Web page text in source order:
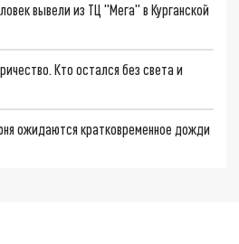
вывели из ТЦ "Мега" в Курганской
Кто остался без света и
ожидаются кратковременное дожди